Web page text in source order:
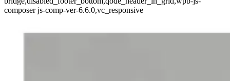
composer js-comp-ver-6.6.0,vc_responsive